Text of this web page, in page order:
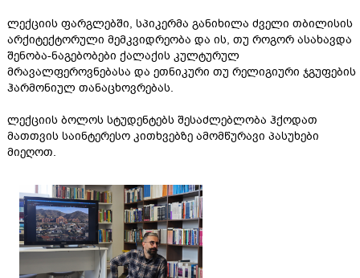
ლექციის ფარგლებში, სპიკერმა განიხილა ძველი თბილისის
არქიტექტორული მემკვიდრეობა და ის, თუ როგორ ასახავდა
შენობა-ნაგებობები ქალაქის კულტურულ
მრავალფეროვნებასა და ეთნიკური თუ რელიგიური ჯგუფების
ჰარმონიულ თანაცხოვრებას.
ლექციის ბოლოს სტუდენტებს შესაძლებლობა ჰქოდათ
მათთვის საინტერესო კითხვებზე ამომწურავი პასუხები
მიეღოთ.